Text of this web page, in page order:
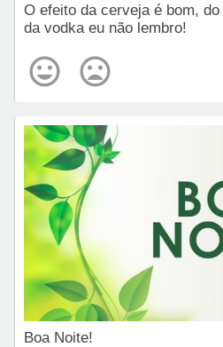
O efeito da cerveja é bom,
da vodka eu não lembro!
Boa Noite!